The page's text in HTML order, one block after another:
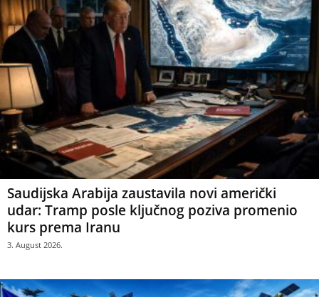
Saudijska Arabija zaustavila novi američki
udar: Tramp posle ključnog poziva promenio
kurs prema Iranu
3. August 2026.